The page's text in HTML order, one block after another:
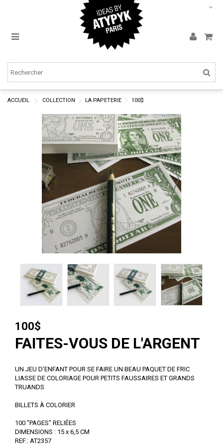
ACCUEIL COLLECTION LA PAPETERIE 100$
100$
FAITES-VOUS DE L'ARGENT
UN JEU D’ENFANT POUR SE FAIRE UN BEAU PAQUET DE FRIC
LIASSE DE COLORIAGE POUR PETITS FAUSSAIRES ET GRANDS
TRUANDS
BILLETS À COLORIER
100 "PAGES" RELIÉES
DIMENSIONS : 15 x 6,5 CM
REF.: AT2357